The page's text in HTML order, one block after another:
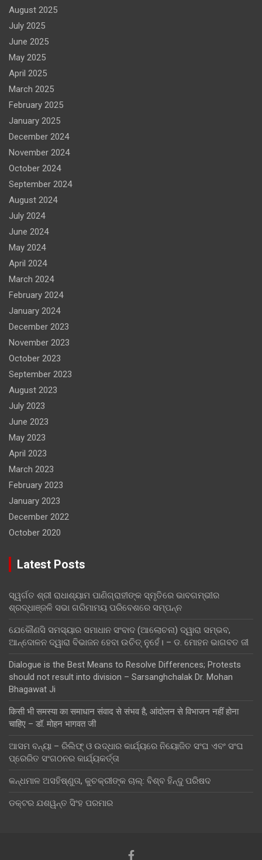
August 2025
July 2025
June 2025
May 2025
April 2025
March 2025
February 2025
January 2025
December 2024
November 2024
October 2024
September 2024
August 2024
July 2024
June 2024
May 2024
April 2024
March 2024
February 2024
January 2024
December 2023
November 2023
October 2023
September 2023
August 2023
July 2023
June 2023
May 2023
April 2023
March 2023
February 2023
January 2023
December 2022
October 2020
Latest Posts
ସ୍ୱର୍ଗତ ଶ୍ରୀ ରାଧାଶ୍ୟାମ ପାଣିଗ୍ରାହୀଙ୍କ ସ୍ମୃତିରେ ଭାବଗମ୍ଭୀର
ଶ୍ରଦ୍ଧାଞ୍ଜଳି ସଭା ଗରିମାମୟ ପରିବେଶରେ ସମ୍ପନ୍ନ
ଯେକୌଣସି ସମସ୍ୟାର ସମାଧାନ ସଂବାଦ (ଆଲୋଚନା) ଦ୍ୱାରା ସମ୍ଭବ,
ଆନ୍ଦୋଳନ ଦ୍ୱାରା ବିଭାଜନ ହେବା ଉଚିତ୍ ନୁହେଁ। – ଡ. ମୋହନ ଭାଗବତ ଜୀ
Dialogue is the Best Means to Resolve Differences; Protests
should not result into division – Sarsanghchalak Dr. Mohan
Bhagawat Ji
किसी भी समस्या का समाधान संवाद से संभव है, आंदोलन से विभाजन नहीं होना
चाहिए – डॉ. मोहन भागवत जी
ଆସମ ବନ୍ୟା – ରିଲିଫ୍ ଓ ଉଦ୍ଧାର କାର୍ଯ୍ୟରେ ନିୟୋଜିତ ସଂଘ ଏବଂ ସଂଘ
ପ୍ରେରିତ ସଂଗଠନର କାର୍ଯ୍ୟକର୍ତ୍ତା
କନ୍ଧମାଳ ଅସହିଷ୍ଣୁତା, କୁଚକ୍ରୀଙ୍କ ଚାଲ୍: ବିଶ୍ବ ହିନ୍ଦୁ ପରିଷଦ
ଡକ୍ଟର ଯଶୱନ୍ତ ସିଂହ ପରମାର